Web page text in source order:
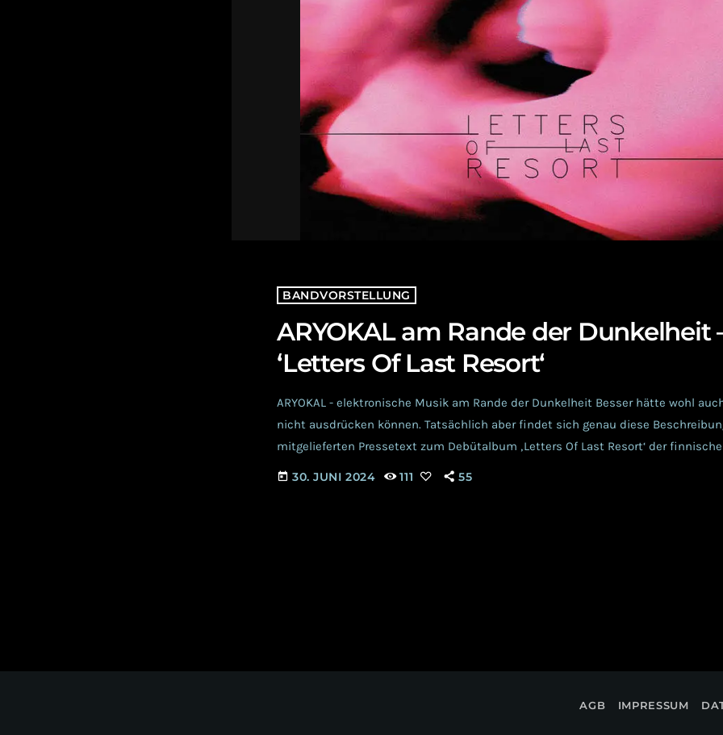
BANDVORSTELLUNG
ARYOKAL am Rande der Dunkelheit
‘Letters Of Last Resort‘
ARYOKAL - elektronische Musik am Rande der Dunkelheit Besser hätte wohl
nicht ausdrücken können. Tatsächlich aber findet sich genau diese
mitgelieferten Pressetext zum Debütalbum ‚Letters Of Last Resort‘ der
wieder. Schön, denn alles passt erdenklich gut zusammen. Schließlich hat das
today 30. JUNI 2024 111 55
AGB IMPRESSUM